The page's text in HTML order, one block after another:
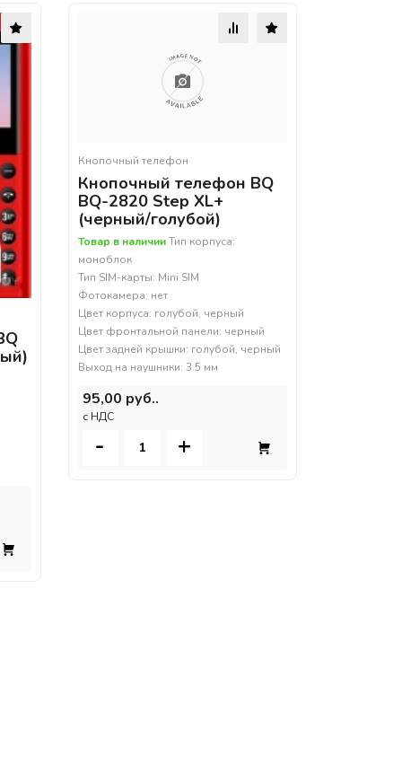
Кнопочный телефон
Кнопочный телефон BQ
BQ-2820 Step XL+
(черный/голубой)
Товар в наличииТип корпуса:
моноблок
Тип SIM-карты: Mini SIM
Фотокамера: нет
Цвет корпуса: голубой, черный
Цвет фронтальной панели: черный
Цвет задней крышки: голубой, черный
Выход на наушники: 3.5 мм
95,00 руб..
c НДС
- +